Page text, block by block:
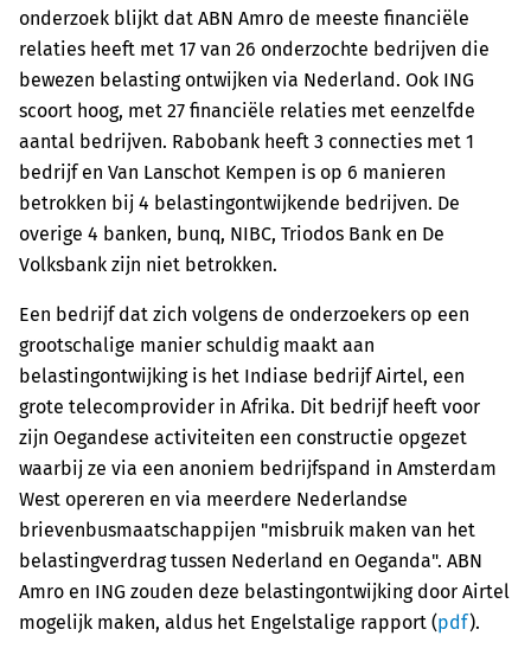
onderzoek blijkt dat ABN Amro de meeste financiële
relaties heeft met 17 van 26 onderzochte bedrijven die
bewezen belasting ontwijken via Nederland. Ook ING
scoort hoog, met 27 financiële relaties met eenzelfde
aantal bedrijven. Rabobank heeft 3 connecties met 1
bedrijf en Van Lanschot Kempen is op 6 manieren
betrokken bij 4 belastingontwijkende bedrijven. De
overige 4 banken, bunq, NIBC, Triodos Bank en De
Volksbank zijn niet betrokken.
Een bedrijf dat zich volgens de onderzoekers op een
grootschalige manier schuldig maakt aan
belastingontwijking is het Indiase bedrijf Airtel, een
grote telecomprovider in Afrika. Dit bedrijf heeft voor
zijn Oegandese activiteiten een constructie opgezet
waarbij ze via een anoniem bedrijfspand in Amsterdam
West opereren en via meerdere Nederlandse
brievenbusmaatschappijen "misbruik maken van het
belastingverdrag tussen Nederland en Oeganda". ABN
Amro en ING zouden deze belastingontwijking door Airtel
mogelijk maken, aldus het Engelstalige rapport (pdf).